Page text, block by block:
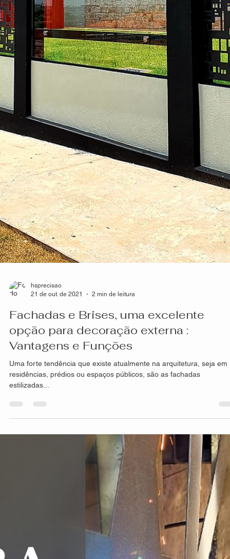
HS ENTREVISTA - ALF
A HS Metal Design convida nossos clientes a presenciarem a
mais completa amostra de arquitetura, design de interiores e...